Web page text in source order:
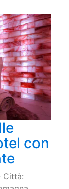
con
Città: